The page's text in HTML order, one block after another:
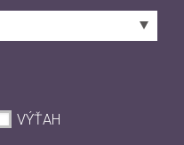
VÝŤAH